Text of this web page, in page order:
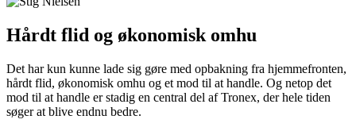
Hårdt flid og økonomisk omhu
Det har kun kunne lade sig gøre med opbakning fra hjemmefronten,
hårdt flid, økonomisk omhu og et mod til at handle. Og netop det
mod til at handle er stadig en central del af Tronex, der hele tiden
søger at blive endnu bedre.